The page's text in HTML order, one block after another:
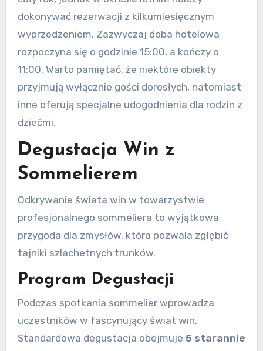
dokonywać rezerwacji z kilkumiesięcznym
wyprzedzeniem. Zazwyczaj doba hotelowa
rozpoczyna się o godzinie 15:00, a kończy o
11:00. Warto pamiętać, że niektóre obiekty
przyjmują wyłącznie gości dorosłych, natomiast
inne oferują specjalne udogodnienia dla rodzin z
dziećmi.
Degustacja Win z
Sommelierem
Odkrywanie świata win w towarzystwie
profesjonalnego sommeliera to wyjątkowa
przygoda dla zmysłów, która pozwala zgłębić
tajniki szlachetnych trunków.
Program Degustacji
Podczas spotkania sommelier wprowadza
uczestników w fascynujący świat win.
Standardowa degustacja obejmuje 5 starannie